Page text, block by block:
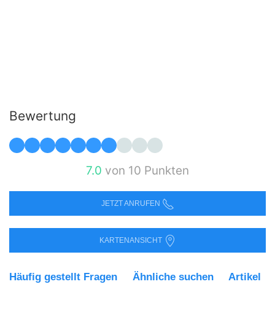
Bewertung
7.0 von 10 Punkten
JETZT ANRUFEN
KARTENANSICHT
Häufig gestellt Fragen Ähnliche suchen Artikel